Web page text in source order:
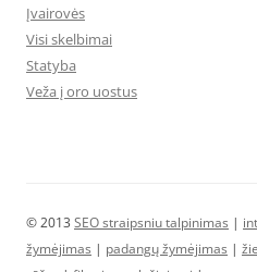
Įvairovės
Visi skelbimai
Statyba
Veža į oro uostus
© 2013 SEO straipsniu talpinimas |
žymėjimas | padangų žymėjimas |